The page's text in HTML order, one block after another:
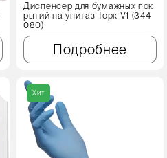
Диспенсер для бумажных пок
рытий на унитаз Торк V1 (344
080)
Подробнее
Хит